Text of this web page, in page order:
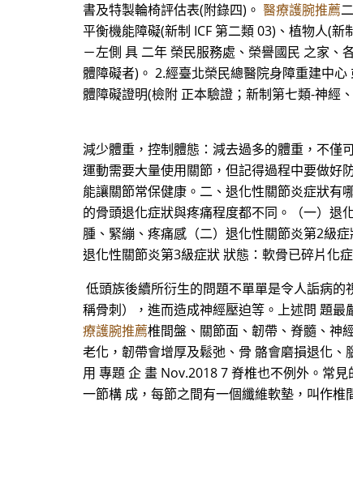
書及特製輪椅評估表(附錄四)。 醫療護腕推薦
平衡機能障礙(新制 ICF 第二類 03)、植物人(
－左側 具 二年 榮民服務處、榮譽國民 之家
體障礙者)。 2.經臺北榮民總醫院身障重建中
體障礙證明(檢附 正本驗證；新制第七類-神經
減少體重，控制體態：減去過多的體重，不僅
運動需要大量使用關節，但記得過程中要做好
能讓關節常保健康。二、退化性關節炎症狀有
的骨頭退化症狀與疼痛程度都不同。（一）退
腫、緊繃、疼痛感（二）退化性關節炎第2級
退化性關節炎第3級症狀 狀態：軟骨已碎片化症
低頭族後續所衍生的問題不單單是令人詬病
稱骨刺），進而造成神經壓迫等。上述問 題
療護腕推薦椎間盤、關節面、韌帶、脊髓、神
老化，韌帶會增厚及鬆弛、骨 骼會磨損退化
用 專題 企 畫 Nov.2018 7 脊椎也不例外。常
一節構 成，每節之間有一個纖維軟墊，叫作椎